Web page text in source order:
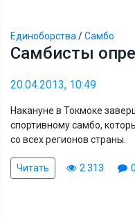
Единоборства /Самбо
Самбисты
20.04.2013, 10:49
Накануне в Токмоке
спортивному самбо,
со всех регионов страны.
Читать 2 313 0